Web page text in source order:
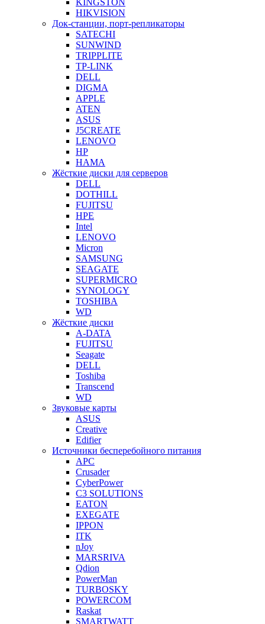
KINGSTON
HIKVISION
Док-станции, порт-репликаторы
SATECHI
SUNWIND
TRIPPLITE
TP-LINK
DELL
DIGMA
APPLE
ATEN
ASUS
J5CREATE
LENOVO
HP
HAMA
Жёсткие диски для серверов
DELL
DOTHILL
FUJITSU
HPE
Intel
LENOVO
Micron
SAMSUNG
SEAGATE
SUPERMICRO
SYNOLOGY
TOSHIBA
WD
Жёсткие диски
A-DATA
FUJITSU
Seagate
DELL
Toshiba
Transcend
WD
Звуковые карты
ASUS
Creative
Edifier
Источники бесперебойного питания
APC
Crusader
CyberPower
C3 SOLUTIONS
EATON
EXEGATE
IPPON
ITK
nJoy
MARSRIVA
Qdion
PowerMan
TURBOSKY
POWERCOM
Raskat
SMARTWATT